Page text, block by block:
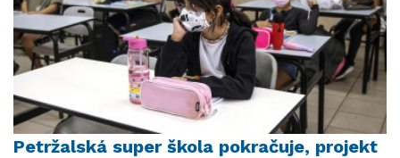
Petržalská super škola pokračuje, projekt